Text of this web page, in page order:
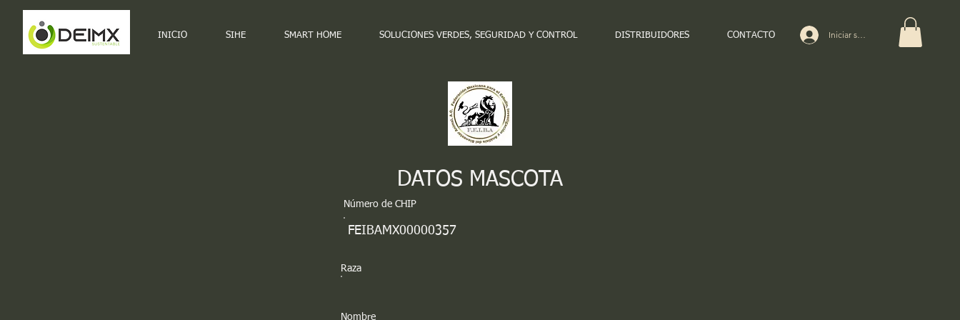
INICIO SIHE SMART HOME SOLUCIONES VERDES, SEGURIDAD Y CONTROL DISTRIBUIDORES CONTACTO Iniciar sesión
DATOS MASCOTA
Número de CHIP
FEIBAMX00000357
Raza
Nombre